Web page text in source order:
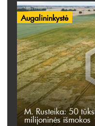
Augalininkystė
M. Rusteika: 50
milijoninės išmokos